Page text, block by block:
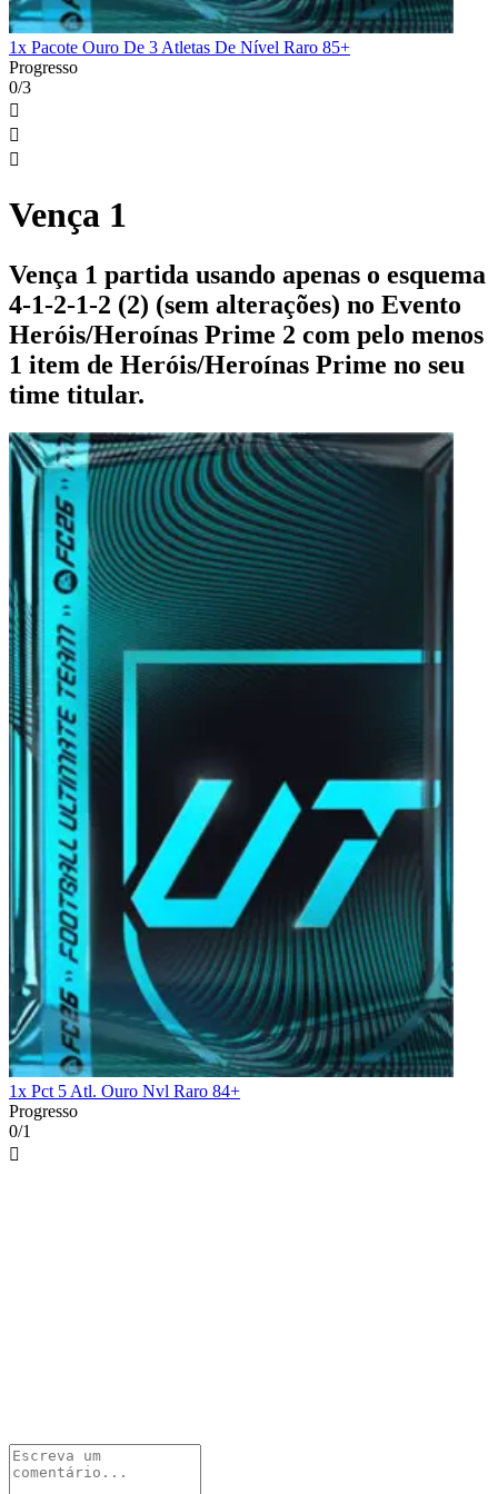
1x Pacote Ouro De 3 Atletas De Nível Raro 85+
Progresso
0/3



Vença 1
Vença 1 partida usando apenas o esquema
4-1-2-1-2 (2) (sem alterações) no Evento
Heróis/Heroínas Prime 2 com pelo menos
1 item de Heróis/Heroínas Prime no seu
time titular.
1x Pct 5 Atl. Ouro Nvl Raro 84+
Progresso
0/1
